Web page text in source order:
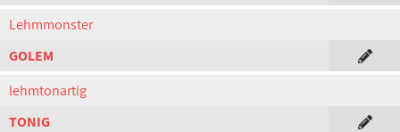
Lehmmonster
GOLEM
lehmtonartig
TONIG